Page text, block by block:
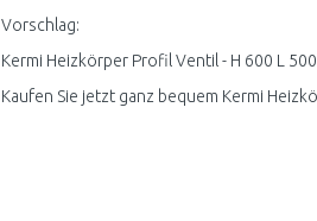
Vorschlag:
Kermi Heizkörper Profil Ventil - H 600 L
Kaufen Sie jetzt ganz bequem Kermi